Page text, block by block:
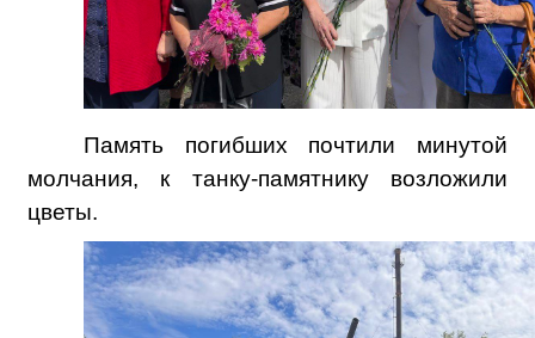
Память погибших почтили минутой
молчания, к танку-памятнику возложили
цветы.